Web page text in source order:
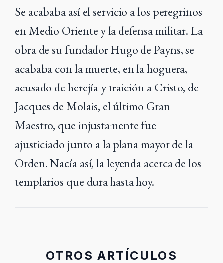
Se acababa así el servicio a los peregrinos
en Medio Oriente y la defensa militar. La
obra de su fundador Hugo de Payns, se
acababa con la muerte, en la hoguera,
acusado de herejía y traición a Cristo, de
Jacques de Molais, el último Gran
Maestro, que injustamente fue
ajusticiado junto a la plana mayor de la
Orden. Nacía así, la leyenda acerca de los
templarios que dura hasta hoy.
OTROS ARTÍCULOS